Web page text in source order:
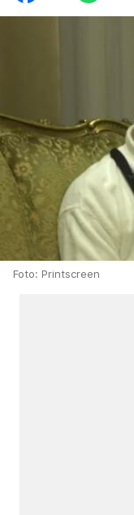
Foto: Printscreen